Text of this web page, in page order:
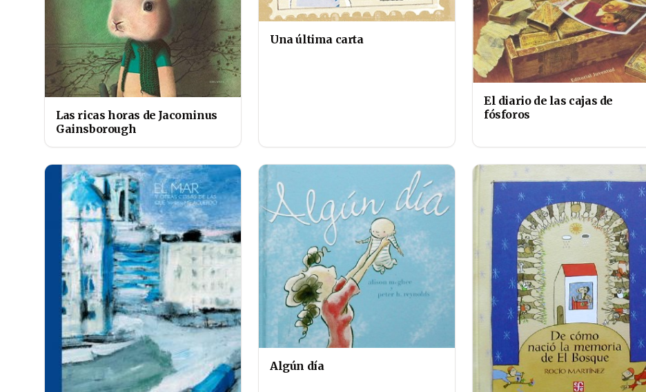
Las ricas horas de Jacominus
Gainsborough
Una última carta
El diario de las cajas de
fósforos
Algún día